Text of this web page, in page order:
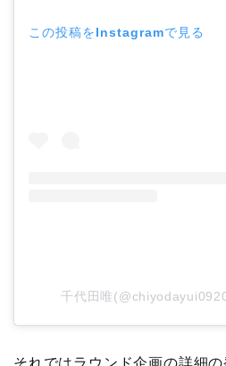
この投稿をInstagramで見る
千代田唯